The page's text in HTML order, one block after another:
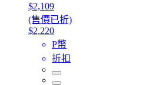
$2,109
(售價已折)
$2,220
P幣
折扣